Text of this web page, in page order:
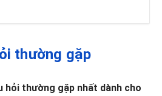
thường gặp
hỏi thường gặp nhất dành cho